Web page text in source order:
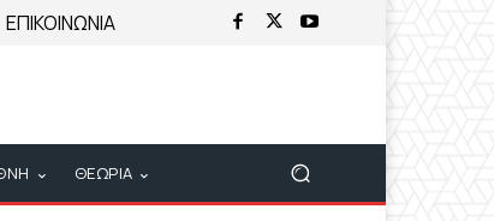
ΕΠΙΚΟΙΝΩΝΙΑ
ΘΕΩΡΙΑ